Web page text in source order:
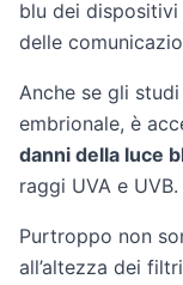
blu dei
delle
Anche se gli
embrionale, è
danni della luce
raggi UVA e UVB.
Purtroppo non
all’altezza dei